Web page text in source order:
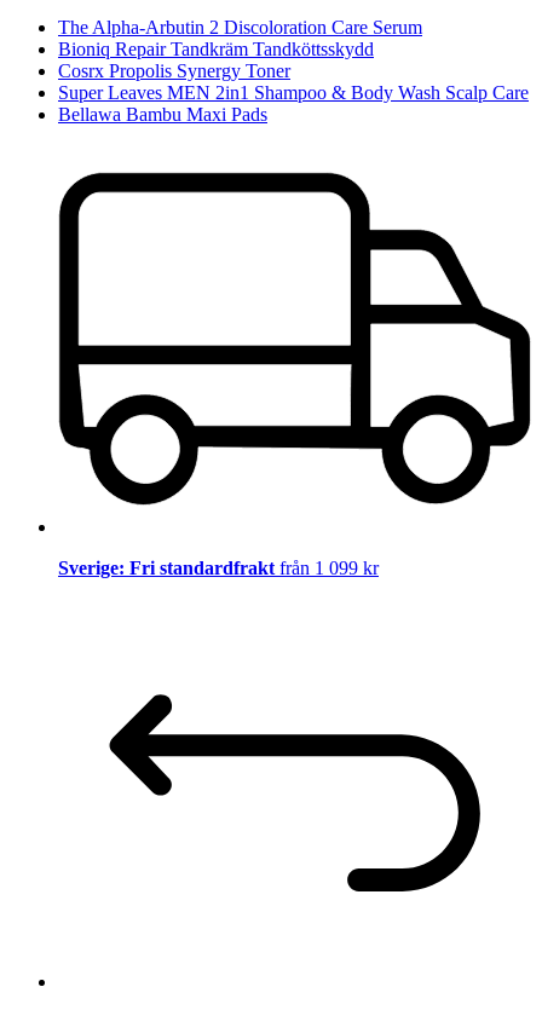
The Alpha-Arbutin 2 Discoloration Care Serum
Bioniq Repair Tandkräm Tandköttsskydd
Cosrx Propolis Synergy Toner
Super Leaves MEN 2in1 Shampoo & Body Wash Scalp Care
Bellawa Bambu Maxi Pads
Sverige: Fri standardfrakt från 1 099 kr